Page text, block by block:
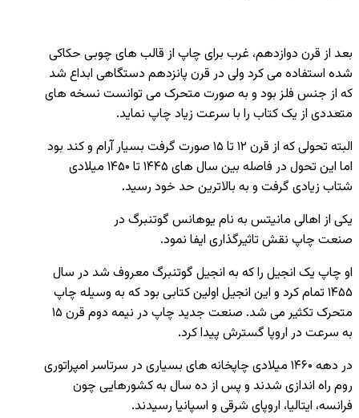
بعد از قرن دوازدهم، غرب برای چاپ از قالب های چوبی حکاکی
شده استفاده می کرد ولی در قرن پانزدهم دستگاهی ابداع شد
که از جنس فلز بود و به صورت متحرک می توانست نسخه های
متعددی از یک کتاب را با سرعت زیاد چاپ نماید.
البته تحولی که از قرن ۱۲ تا ۱۵ صورت گرفت بسیار آرام و کند بود
اما این تحول در فاصله بین سال های ۱۴۴۵ تا ۱۴۵۰ میلادی
شتاب زیادی گرفت و به بالاترین حد خود رسید.
یکی از اهالی مانیتس به نام یوهانس گوتنبرگ در
صنعت چاپ نقش تاثیرگذاری ایفا نمود.
او چاپ یک انجیل را که به انجیل گوتنبرگ معروف شد در سال
۱۴۵۵ تمام کرد و این انجیل اولین کتابی بود که به وسیله چاپ
متحرک تکثیر می شد. صنعت جدید چاپ در نیمه دوم قرن ۱۵
به سرعت در اروپا گسترش پیدا کرد.
در دهه ۱۴۶۰ میلادی چاپخانه های بسیاری در سرتاسر امپراتوری
روم راه اندازی شدند و پس از ده سال به کشورهایی چون
فرانسه، ایتالیا، اروپای شرقی و اسپانیا رسیدند.